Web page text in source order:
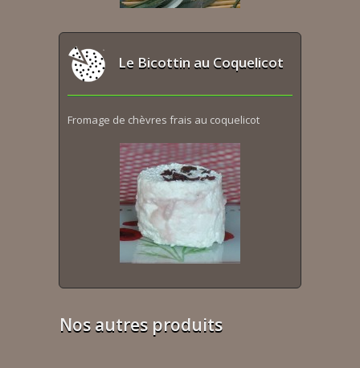
Le Bicottin au Coquelicot
Fromage de chèvres frais au coquelicot
Nos autres produits